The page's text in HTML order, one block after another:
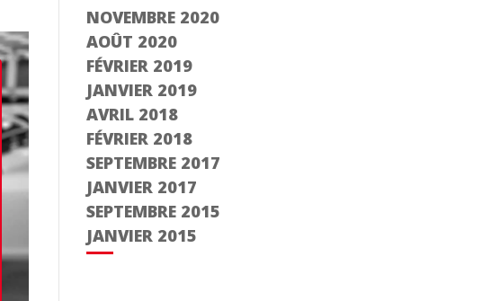
Étape 2/3
Déjà adhérent ?
Créer un compte
NOVEMBRE 2020
AOÛT 2020
FÉVRIER 2019
JANVIER 2019
AVRIL 2018
FÉVRIER 2018
SEPTEMBRE 2017
JANVIER 2017
SEPTEMBRE 2015
JANVIER 2015